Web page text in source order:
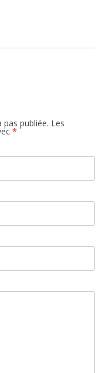
publiée. Les
*